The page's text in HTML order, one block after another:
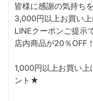
皆様に感謝の気持ち
3,000円以上お買い
LINEクーポンご提示
店内商品が20％OFF！
1,000円以上お買い
ント★